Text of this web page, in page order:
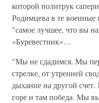
которой политрук
Родимцева в те военные
"самое лучшее, что вы
«Буревестник»…
"Мы не сдадимся. Мы
стрелке, от утренней
дыхание на другой
горе и там победа. Мы